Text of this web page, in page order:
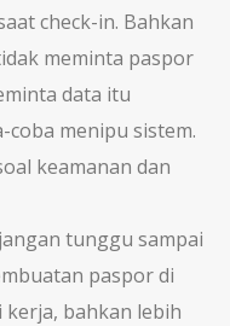
check-in. Bahkan
meminta paspor
data itu
coba menipu sistem.
keamanan dan
tunggu sampai
paspor di
bahkan lebih